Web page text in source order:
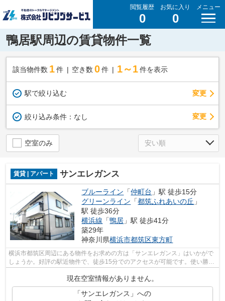
閲覧履歴
0
お気に入り
0
メニュー
鴨居駅周辺の賃貸物件一覧
該当物件数 1件 空き数 0 件 1～1 件を表示
駅で絞り込む 変更
絞り込み条件： なし 変更
空室のみ
賃貸 | アパート サンエレガンス
ブルーライン 「仲町台 」駅 徒歩15分
グリーンライン 「都筑ふれあいの丘 」
駅 徒歩36分
横浜線 「鴨居 」駅 徒歩41分
築29年
神奈川県横浜市都筑区東方町
横浜市都筑区周辺にある物件をお求めの方は「サンエレガンス」はいかがで
しょうか。好評の駅近物件で、徒歩15分でのアクセスが可能です。使い勝手
現在空室情報がありません。
「サンエレガンス」への